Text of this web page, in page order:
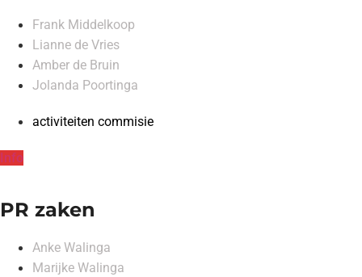
Frank Middelkoop
Lianne de Vries
Amber de Bruin
Jolanda Poortinga
activiteiten commisie
Info
PR zaken
Anke Walinga
Marijke Walinga